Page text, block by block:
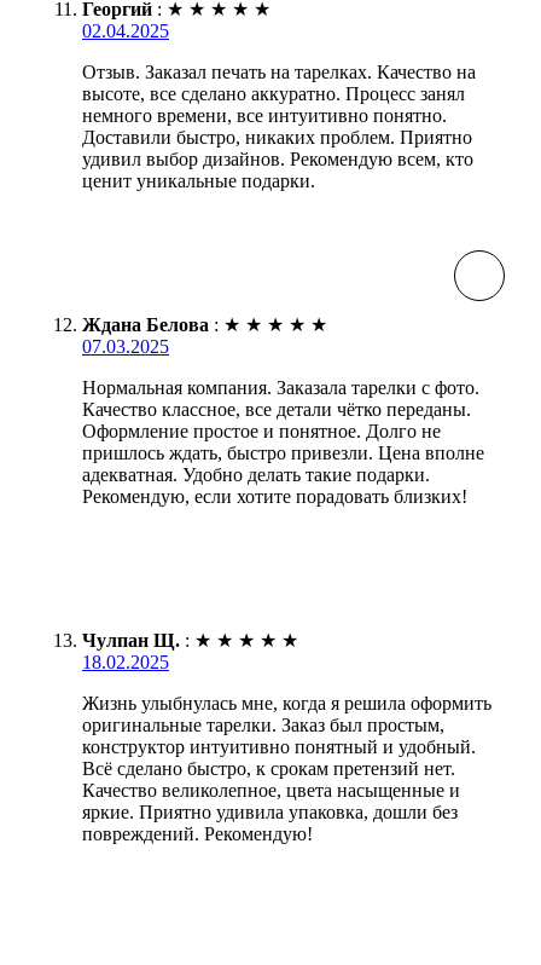
Георгий : ★ ★ ★ ★ ★
02.04.2025
Отзыв. Заказал печать на тарелках. Качество на
высоте, все сделано аккуратно. Процесс занял
немного времени, все интуитивно понятно.
Доставили быстро, никаких проблем. Приятно
удивил выбор дизайнов. Рекомендую всем, кто
ценит уникальные подарки.
Ждана Белова : ★ ★ ★ ★ ★
07.03.2025
Нормальная компания. Заказала тарелки с фото.
Качество классное, все детали чётко переданы.
Оформление простое и понятное. Долго не
пришлось ждать, быстро привезли. Цена вполне
адекватная. Удобно делать такие подарки.
Рекомендую, если хотите порадовать близких!
Чулпан Щ. : ★ ★ ★ ★ ★
18.02.2025
Жизнь улыбнулась мне, когда я решила оформить
оригинальные тарелки. Заказ был простым,
конструктор интуитивно понятный и удобный.
Всё сделано быстро, к срокам претензий нет.
Качество великолепное, цвета насыщенные и
яркие. Приятно удивила упаковка, дошли без
повреждений. Рекомендую!